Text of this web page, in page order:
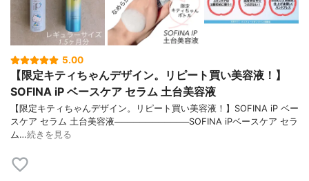
5.00
【限定キティちゃんデザイン。リピート買い美容液！】
SOFINA iP ベースケア セラム 土台美容液
【限定キティちゃんデザイン。リピート買い美容液！】SOFINA iP ベー
スケア セラム 土台美容液────────────SOFINA iPベースケア セラ
ム…続きを見る